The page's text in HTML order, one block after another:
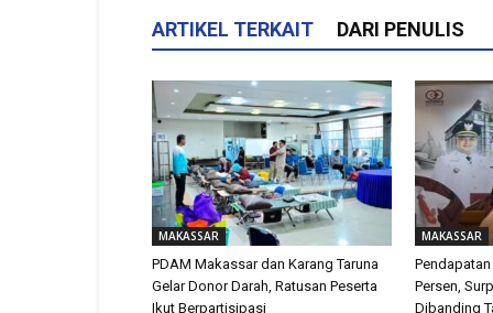
ARTIKEL TERKAIT DARI PENULIS
MAKASSAR
PDAM Makassar dan Karang Taruna
Gelar Donor Darah, Ratusan Peserta
Ikut Berpartisipasi
MAKASSAR
Persen,
Dibanding